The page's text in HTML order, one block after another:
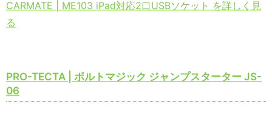
CARMATE | ME103 iPad対応2口USBソケット を詳しく見
る
PRO-TECTA | ボルトマジック ジャンプスターター JS-
06